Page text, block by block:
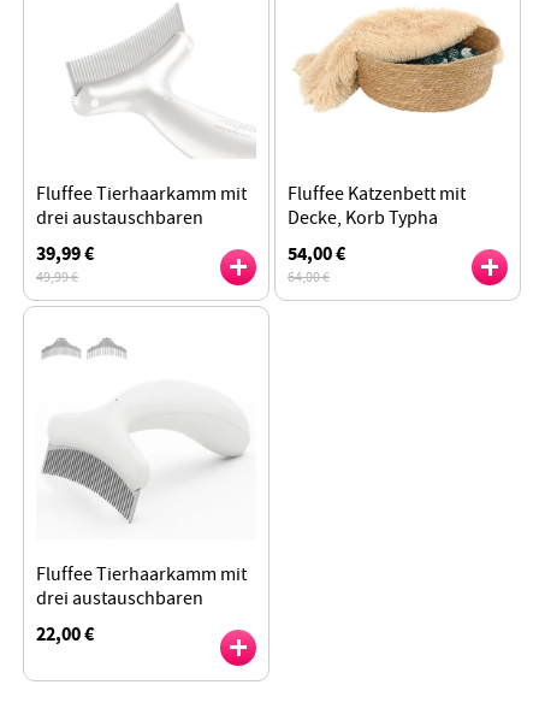
Fluffee Tierhaarkamm mit
drei austauschbaren
Kämmen (0,8 mm, 1,0 mm,
1,5 mm) leicht und
bequem
39,99 €
49,99 €
Fluffee Katzenbett mit
Decke, Korb Typha
Orientalis, für Haustiere
bis 15 kg
54,00 €
64,00 €
Fluffee Tierhaarkamm mit
drei austauschbaren
Kämmen (0,8 mm, 1,0 mm,
1,5 mm) – Mattweiß
22,00 €